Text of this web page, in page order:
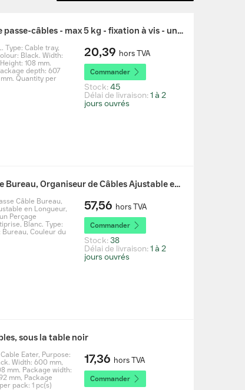
Neomounts ADS07-122BL Goulotte passe-câbles - max 5 kg - fixation à vis - universel - noir
Type: Cable tray,
Black. Width:
108 mm.
depth: 607
Quantity per
20,39 hors TVA
Commander
Stock:45
Délai de livraison:1 à 2
jours ouvrés
StarTech.com Goulotte Passe Câble Bureau, Organiseur de Câbles Ajustable en Longueur, Installation à Pinces, Aucun Perçage Nécessaire, Support Multiprise, Blanc
Câble Bureau,
en Longueur,
Perçage
Blanc. Type:
Bureau, Couleur du
57,56 hors TVA
Commander
Stock:38
Délai de livraison:1 à 2
jours ouvrés
sous la table noir
Eater, Purpose:
Width: 600 mm,
mm. Package width:
mm, Package
pack: 1 pc(s)
17,36 hors TVA
Commander